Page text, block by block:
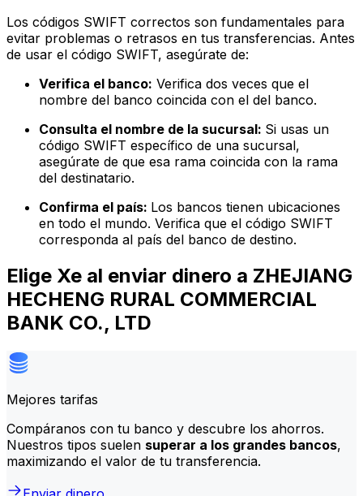
Los códigos SWIFT correctos son fundamentales para
evitar problemas o retrasos en tus transferencias. Antes
de usar el código SWIFT, asegúrate de:
Verifica el banco: Verifica dos veces que el
nombre del banco coincida con el del banco.
Consulta el nombre de la sucursal: Si usas un
código SWIFT específico de una sucursal,
asegúrate de que esa rama coincida con la rama
del destinatario.
Confirma el país: Los bancos tienen ubicaciones
en todo el mundo. Verifica que el código SWIFT
corresponda al país del banco de destino.
Elige Xe al enviar dinero a ZHEJIANG
HECHENG RURAL COMMERCIAL
BANK CO., LTD
Mejores tarifas
Compáranos con tu banco y descubre los ahorros.
Nuestros tipos suelen superar a los grandes bancos,
maximizando el valor de tu transferencia.